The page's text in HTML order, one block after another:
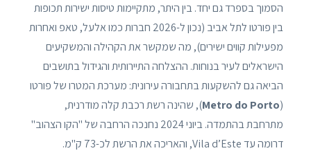
הסמוך בספרד גם יחד. בין היתר, מתקיימות טיסות ישירות תכופות
בין פורטו לתל אביב (נכון ל-2026 חברות כמו אלעל, טאפ ואחרות
מפעילות קווים ישירים), מה שמקשר את הקהילה והמשקיעים
הישראלים לעיר בנוחות. ההצלחה התיירותית והגידול בתושבים
הביאה גם להשקעות בתחבורה עירונית: מערכת המטרו של פורטו
(
Metro do Porto), שהינה רשת רכבת קלה מודרנית,
מתרחבת בהתמדה. ביוני 2024 נחנכה הרחבה של "הקו הצהוב"
דרומה עד Vila d’Este, והאריכה את הרשת לכ-73 ק"מ.